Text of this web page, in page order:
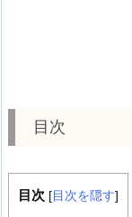
目次
目次 [ 目次を隠す]